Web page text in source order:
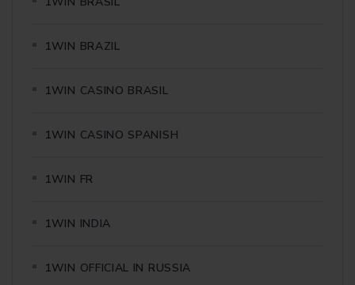
1WIN BRAZIL
1WIN CASINO BRASIL
1WIN CASINO SPANISH
1WIN FR
1WIN INDIA
1WIN OFFICIAL IN RUSSIA